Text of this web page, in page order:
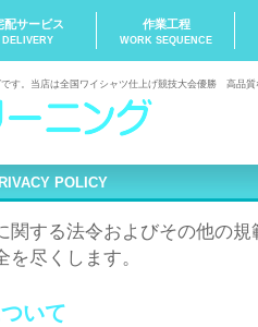
す。当店は全国ワイシャツ仕上げ競技大会優勝 高品
POLICY
関する法令およびその他の
尽くします。
いて
配サービス
DELIVERY
作業工程
WORK SEQUENCE